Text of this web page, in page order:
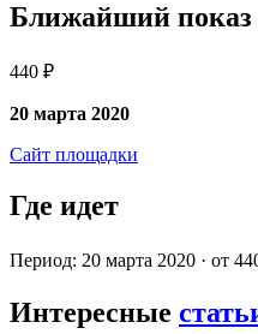
Ближайший показ
440 ₽
20 марта 2020
Сайт площадки
Где идет
Период: 20 марта 2020 · от
Интересные